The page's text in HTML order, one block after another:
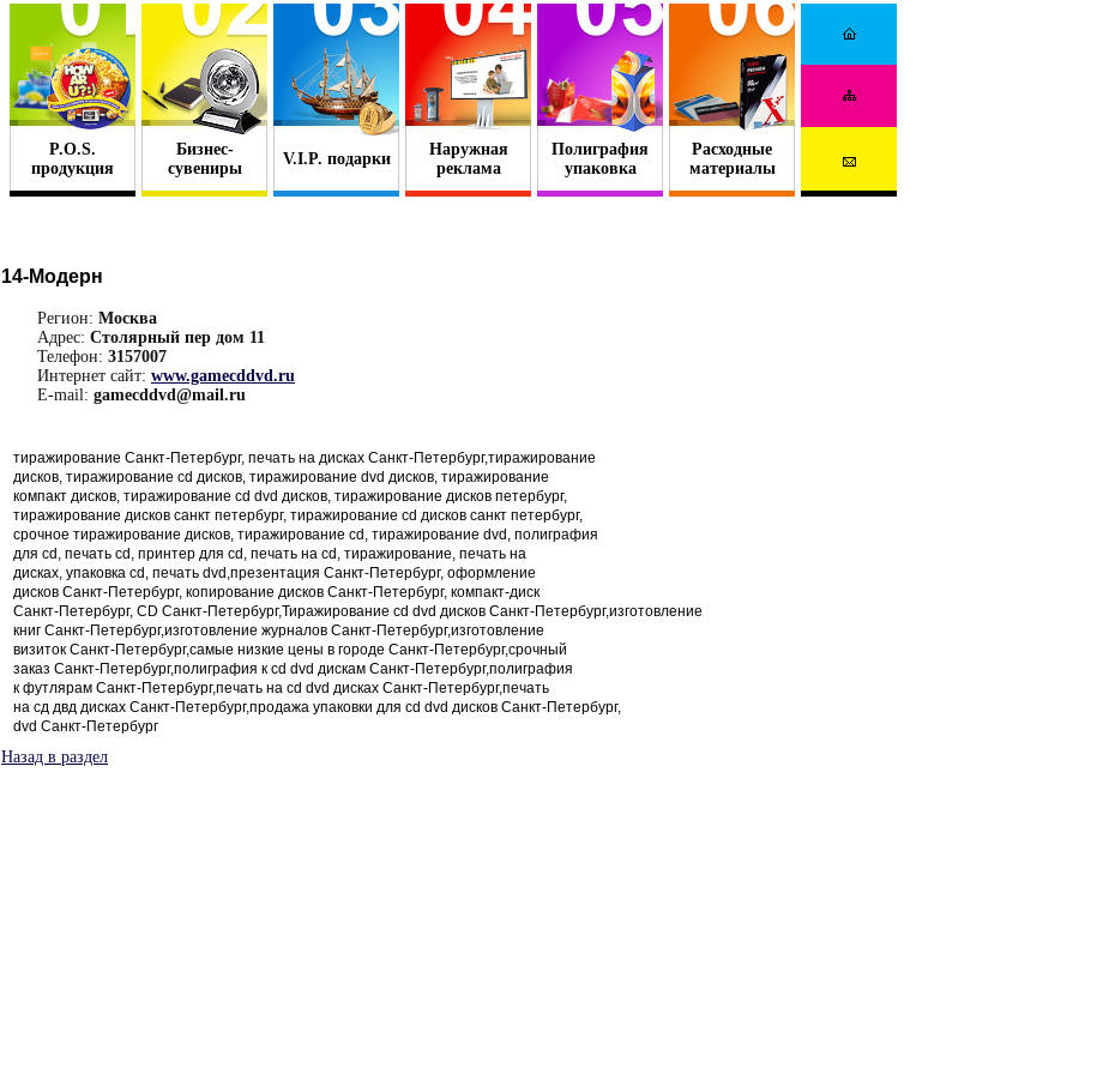
P.O.S.
продукция
Бизнес-
сувениры
V.I.P. подарки
Наружная
реклама
Полиграфия
упаковка
Расходные
материалы
14-Модерн
Регион: Москва
Адрес: Столярный пер дом 11
Телефон: 3157007
Интернет сайт: www.gamecddvd.ru
E-mail: gamecddvd@mail.ru
тиражирование Санкт-Петербург, печать на дисках Санкт-Петербург,тиражирование
дисков, тиражирование cd дисков, тиражирование dvd дисков, тиражирование
компакт дисков, тиражирование cd dvd дисков, тиражирование дисков петербург,
тиражирование дисков санкт петербург, тиражирование cd дисков санкт петербург,
срочное тиражирование дисков, тиражирование cd, тиражирование dvd, полиграфия
для cd, печать cd, принтер для cd, печать на cd, тиражирование, печать на
дисках, упаковка cd, печать dvd,презентация Санкт-Петербург, оформление
дисков Санкт-Петербург, копирование дисков Санкт-Петербург, компакт-диск
Санкт-Петербург, CD Санкт-Петербург,Тиражирование cd dvd дисков Санкт-Петербург,изготовление
книг Санкт-Петербург,изготовление журналов Санкт-Петербург,изготовление
визиток Санкт-Петербург,самые низкие цены в городе Санкт-Петербург,срочный
заказ Санкт-Петербург,полиграфия к cd dvd дискам Санкт-Петербург,полиграфия
к футлярам Санкт-Петербург,печать на cd dvd дисках Санкт-Петербург,печать
на сд двд дисках Санкт-Петербург,продажа упаковки для cd dvd дисков Санкт-Петербург,
dvd Санкт-Петербург
Назад в раздел